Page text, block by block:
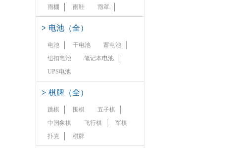
雨棚
雨鞋 雨罩
> 电池（全）
电池 干电池
蓄电池
纽扣电池
笔记本电池
UPS电池
> 棋牌（全）
跳棋 围棋
五子棋
中国象棋
飞行棋
军棋
扑克
棋牌